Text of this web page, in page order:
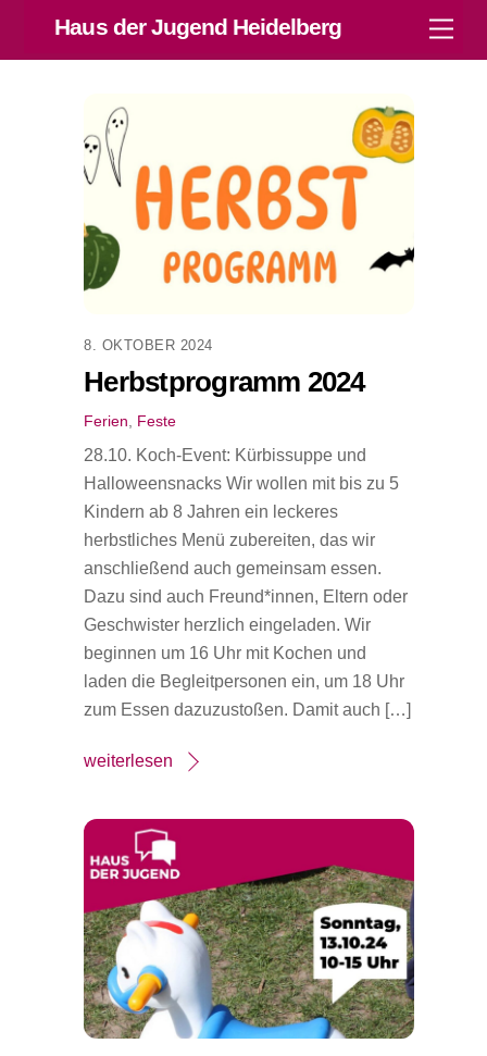
Haus der Jugend Heidelberg
8. OKTOBER 2024
Herbstprogramm 2024
Ferien Feste
28.10. Koch-Event: Kürbissuppe und
Halloweensnacks Wir wollen mit bis zu 5
Kindern ab 8 Jahren ein leckeres
herbstliches Menü zubereiten, das wir
anschließend auch gemeinsam essen.
Dazu sind auch Freund*innen, Eltern oder
Geschwister herzlich eingeladen. Wir
beginnen um 16 Uhr mit Kochen und
laden die Begleitpersonen ein, um 18 Uhr
zum Essen dazuzustoßen. Damit auch […]
weiterlesen